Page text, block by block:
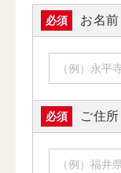
必須 お名前
必須 ご住所